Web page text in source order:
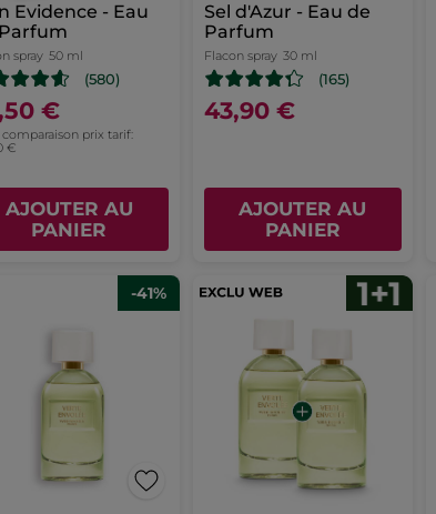
Evidence - Eau
spray 50 ml
(580)
€
prix tarif:
€
AJOUTER AU
PANIER
Sel d'Azur - Eau de
Parfum
Flacon spray 30 ml
(165)
43,90 €
AJOUTER AU
PANIER
-41%